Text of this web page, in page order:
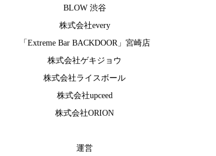
BLOW 渋谷
株式会社every
「Extreme Bar BACKDOOR」宮崎店
株式会社ゲキジョウ
株式会社ライスボール
株式会社upceed
株式会社ORION
運営